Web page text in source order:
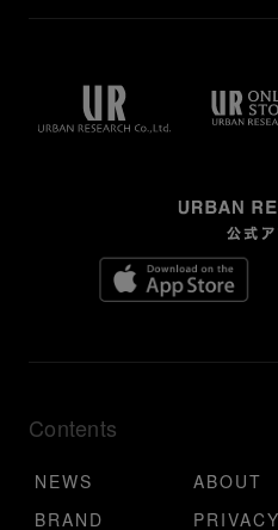
Contents
NEWS
ABOUT
BRAND